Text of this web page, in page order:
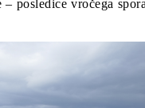
– posledice vročega